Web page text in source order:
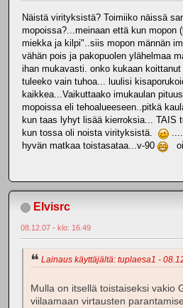
Näistä virityksistä? Toimiiko näissä
mopoissa?...meinaan että kun mopon
miekka ja kilpi"..siis mopon männän
vähän pois ja pakopuolen ylähelmaa
ihan mukavasti. onko kukaan
tuleeko vain tuhoa... luulisi
kaikkea...Vaikuttaako imukaulan
mopoissa eli tehoalueeseen..pitkä
kun taas lyhyt lisää kierroksia... TAIS
kun tossa oli noista virityksistä.
hyvän matkaa toistasataa...v-90
oi
Elvisrc
08.12.07 - klo: 16.49
Lainaus käyttäjältä: tuplaesa1 -
Mulla on itsellä toistaiseksi vakio
viilaamaan virtausten